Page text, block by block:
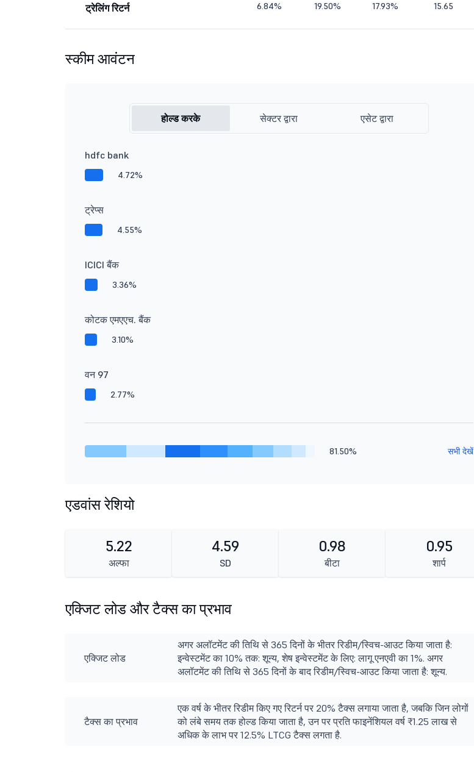
ट्रेलिंग रिटर्न 6.84% 19.50% 17.93% 15.65
स्कीम आवंटन
होल्ड करके सेक्टर द्वारा एसेट द्वारा
hdfc bank
4.72%
ट्रेप्स
4.55%
ICICI बैंक
3.36%
कोटक एमएएच. बैंक
3.10%
वन 97
2.77%
81.50% सभी देखें
एडवांस रेशियो
5.22
अल्फा
4.59
SD
0.98
बीटा
0.95
शार्प
एक्जिट लोड और टैक्स का प्रभाव
एक्जिट लोड
अगर अलॉटमेंट की तिथि से 365 दिनों के भीतर रिडीम/स्विच-आउट किया जाता है:
इन्वेस्टमेंट का 10% तक: शून्य, शेष इन्वेस्टमेंट के लिए: लागू एनएवी का 1%. अगर
अलॉटमेंट की तिथि से 365 दिनों के बाद रिडीम/स्विच-आउट किया जाता है: शून्य.
टैक्स का प्रभाव
एक वर्ष के भीतर रिडीम किए गए रिटर्न पर 20% टैक्स लगाया जाता है, जबकि जिन लोगों
को लंबे समय तक होल्ड किया जाता है, उन पर प्रति फाइनेंशियल वर्ष ₹1.25 लाख से
अधिक के लाभ पर 12.5% LTCG टैक्स लगता है.